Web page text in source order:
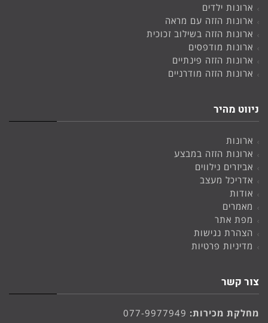
ארונות ילדים
ארונות הזזה עם מראה
ארונות הזזה בשילוב זכוכית
ארונות מודפסים
ארונות הזזה פינתיים
ארונות הזזה מודרניים
ניווט מהיר
ארונות
ארונות הזזה במבצע
אביזרים נילווים
אדריכל מעצב
אודות
מאמרים
מפת אתר
הצהרת נגישות
מדיניות פרטיות
צור קשר
מחלקת מכירות: 077-9977949